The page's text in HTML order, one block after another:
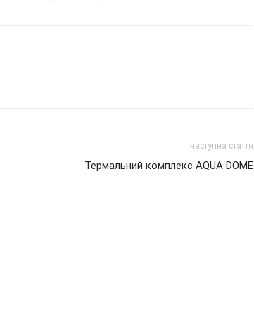
наступна стаття
Термальний комплекс AQUA DOME